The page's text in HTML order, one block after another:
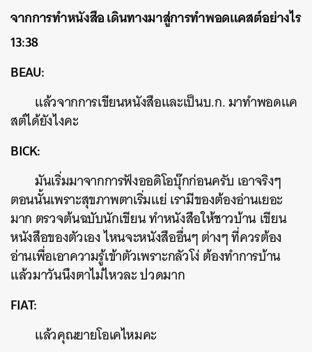
จากการทำหนังสือ เดินทางมาสู่การทำพอดแคสต์อย่างไร
13:38
BEAU:
แล้วจากการเขียนหนังสือและเป็นบ.ก. มาทำพอดแค
สต์ได้ยังไงคะ
BICK:
มันเริ่มมาจากการฟังออดิโอบุ๊กก่อนครับ เอาจริงๆ
ตอนนั้นเพราะสุขภาพตาเริ่มแย่ เรามีของต้องอ่านเยอะ
มาก ตรวจต้นฉบับนักเขียน ทำหนังสือให้ชาวบ้าน เขียน
หนังสือของตัวเอง ไหนจะหนังสืออื่นๆ ต่างๆ ที่ควรต้อง
อ่านเพื่อเอาความรู้เข้าตัวเพราะกลัวโง่ ต้องทำการบ้าน
แล้วมาวันนึงตาไม่ไหวละ ปวดมาก
FIAT:
แล้วคุณยายโอเคไหมคะ